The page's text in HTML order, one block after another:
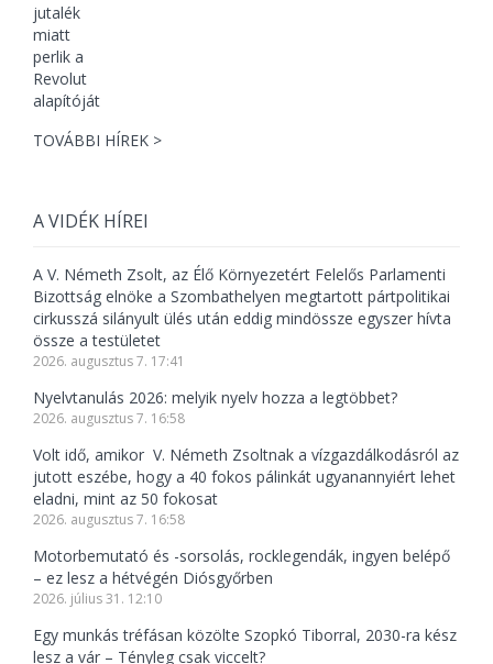
TOVÁBBI HÍREK >
A VIDÉK HÍREI
A V. Németh Zsolt, az Élő Környezetért Felelős Parlamenti
Bizottság elnöke a Szombathelyen megtartott pártpolitikai
cirkusszá silányult ülés után eddig mindössze egyszer hívta
össze a testületet
2026. augusztus 7. 17:41
Nyelvtanulás 2026: melyik nyelv hozza a legtöbbet?
2026. augusztus 7. 16:58
Volt idő, amikor V. Németh Zsoltnak a vízgazdálkodásról az
jutott eszébe, hogy a 40 fokos pálinkát ugyanannyiért lehet
eladni, mint az 50 fokosat
2026. augusztus 7. 16:58
Motorbemutató és -sorsolás, rocklegendák, ingyen belépő
– ez lesz a hétvégén Diósgyőrben
2026. július 31. 12:10
Egy munkás tréfásan közölte Szopkó Tiborral, 2030-ra kész
lesz a vár – Tényleg csak viccelt?